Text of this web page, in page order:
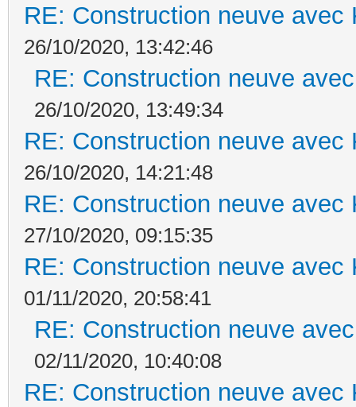
RE: Construction neuve avec
26/10/2020, 13:42:46
RE: Construction neuve
26/10/2020, 13:49:34
RE: Construction neuve avec
26/10/2020, 14:21:48
RE: Construction neuve avec
27/10/2020, 09:15:35
RE: Construction neuve avec
01/11/2020, 20:58:41
RE: Construction neuve
02/11/2020, 10:40:08
RE: Construction neuve avec